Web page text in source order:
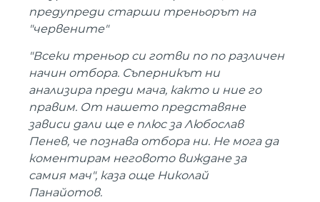
предупреди старши треньорът на
"червените"
"Всеки треньор си готви по по различен
начин отбора. Съперникът ни
анализира преди мача, както и ние го
правим. От нашето представяне
зависи дали ще е плюс за Любослав
Пенев, че познава отбора ни. Не мога да
коментирам неговото виждане за
самия мач", каза още Николай
Панайотов.